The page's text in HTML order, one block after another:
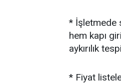
* İşletmede
hem kapı
aykırılık
* Fiyat